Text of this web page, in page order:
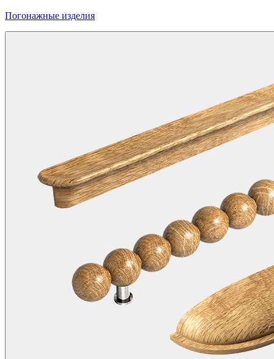
Погонажные изделия